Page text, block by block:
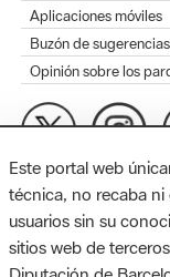
Aplicaciones móviles
Buzón de sugerencias
Opinión sobre los
MAPA WEB AVISO LEGAL
Diputación de
08005 Barcelona.
Este portal web
técnica, no recaba
usuarios sin su
sitios web de